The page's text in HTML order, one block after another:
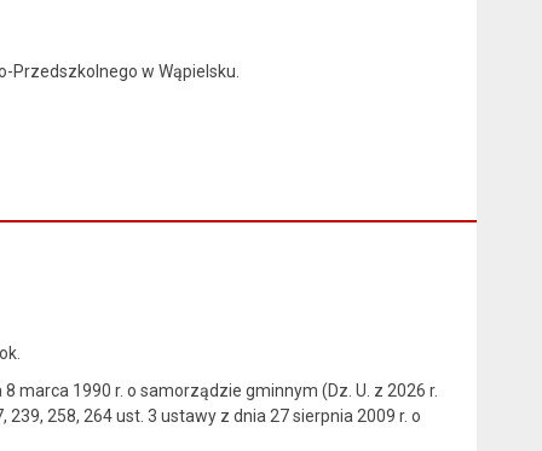
Przedszkolnego w Wąpielsku.
marca 1990 r. o samorządzie gminnym (Dz. U. z 2026 r.
258, 264 ust. 3 ustawy z dnia 27 sierpnia 2009 r. o